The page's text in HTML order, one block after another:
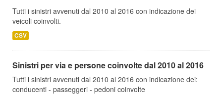
Tutti i sinistri avvenuti dal 2010 al 2016 con indicazione dei
veicoli coinvolti.
CSV
Sinistri per via e persone coinvolte dal 2010 al 2016
Tutti i sinistri avvenuti dal 2010 al 2016 con indicazione dei:
conducenti - passeggeri - pedoni coinvolte